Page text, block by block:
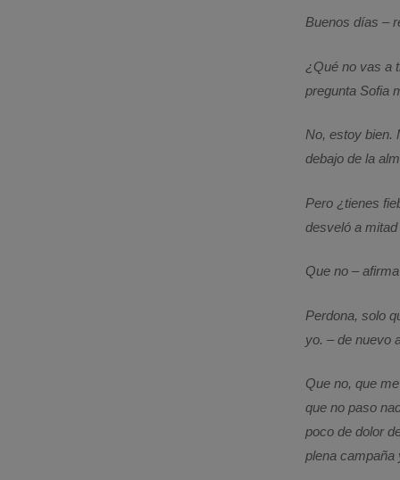
Buenos días –
¿Qué no vas a
pregunta Sofia
No, estoy bien.
debajo de la
Pero ¿tienes
desveló a
Que no –
Perdona, solo
yo. – de nuevo
Que no, que
que no paso
poco de dolor
plena campaña